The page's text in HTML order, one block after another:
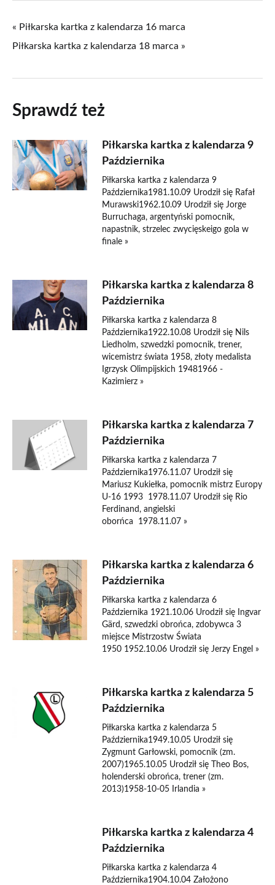
« Piłkarska kartka z kalendarza 16 marca
Piłkarska kartka z kalendarza 18 marca »
Sprawdź też
Piłkarska kartka z kalendarza 9
Października
Piłkarska kartka z kalendarza 9
Października1981.10.09 Urodził się Rafał
Murawski1962.10.09 Urodził się Jorge
Burruchaga, argentyński pomocnik,
napastnik, strzelec zwycięskeigo gola w
finale »
Piłkarska kartka z kalendarza 8
Października
Piłkarska kartka z kalendarza 8
Października1922.10.08 Urodził się Nils
Liedholm, szwedzki pomocnik, trener,
wicemistrz świata 1958, złoty medalista
Igrzysk Olimpijskich 19481966 -
Kazimierz »
Piłkarska kartka z kalendarza 7
Października
Piłkarska kartka z kalendarza 7
Października1976.11.07 Urodził się
Mariusz Kukiełka, pomocnik mistrz Europy
U-16 1993 1978.11.07 Urodził się Rio
Ferdinand, angielski
oborńca 1978.11.07 »
Piłkarska kartka z kalendarza 6
Października
Piłkarska kartka z kalendarza 6
Października 1921.10.06 Urodził się Ingvar
Gärd, szwedzki obrońca, zdobywca 3
miejsce Mistrzostw Świata
1950 1952.10.06 Urodził się Jerzy Engel »
Piłkarska kartka z kalendarza 5
Października
Piłkarska kartka z kalendarza 5
Października1949.10.05 Urodził się
Zygmunt Garłowski, pomocnik (zm.
2007)1965.10.05 Urodził się Theo Bos,
holenderski obrońca, trener (zm.
2013)1958-10-05 Irlandia »
Piłkarska kartka z kalendarza 4
Października
Piłkarska kartka z kalendarza 4
Października1904.10.04 Założono